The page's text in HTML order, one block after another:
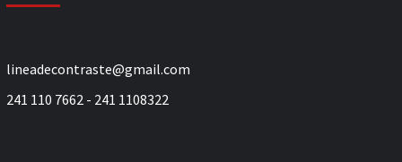
lineadecontraste@gmail.com
241 110 7662 - 241 1108322